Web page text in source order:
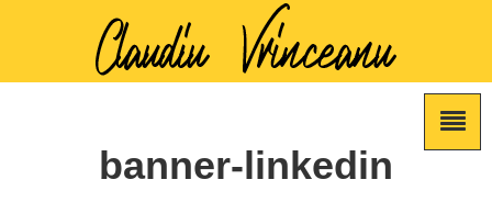
banner-linkedin